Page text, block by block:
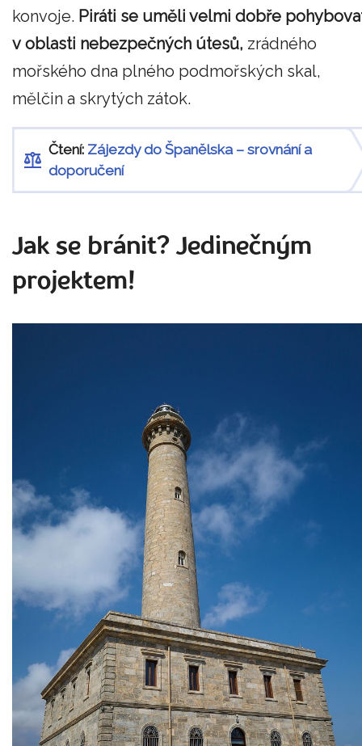
konvoje. Piráti se uměli velmi dobře
v oblasti nebezpečných útesů, zrádného
mořského dna plného podmořských skal,
mělčin a skrytých zátok.
Čtení: Zájezdy do Španělska – srovnání a
doporučení
Jak se bránit? Jedinečným
projektem!